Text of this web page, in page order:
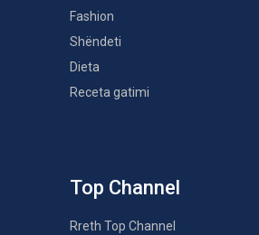
Fashion
Shëndeti
Dieta
Receta gatimi
Top Channel
Rreth Top Channel